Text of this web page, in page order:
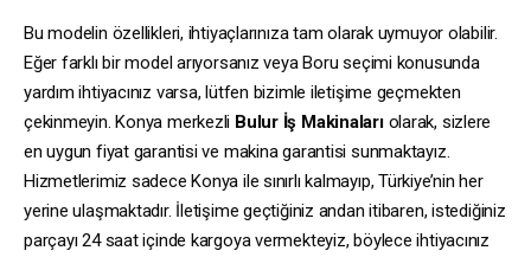
Bu modelin özellikleri, ihtiyaçlarınıza tam olarak uymuyor olabilir.
Eğer farklı bir model arıyorsanız veya Boru seçimi konusunda
yardım ihtiyacınız varsa, lütfen bizimle iletişime geçmekten
çekinmeyin. Konya merkezli Bulur İş Makinalarıolarak, sizlere
en uygun fiyat garantisi ve makina garantisi sunmaktayız.
Hizmetlerimiz sadece Konya ile sınırlı kalmayıp, Türkiye’nin her
yerine ulaşmaktadır. İletişime geçtiğiniz andan itibaren, istediğiniz
parçayı 24 saat içinde kargoya vermekteyiz, böylece ihtiyacınız